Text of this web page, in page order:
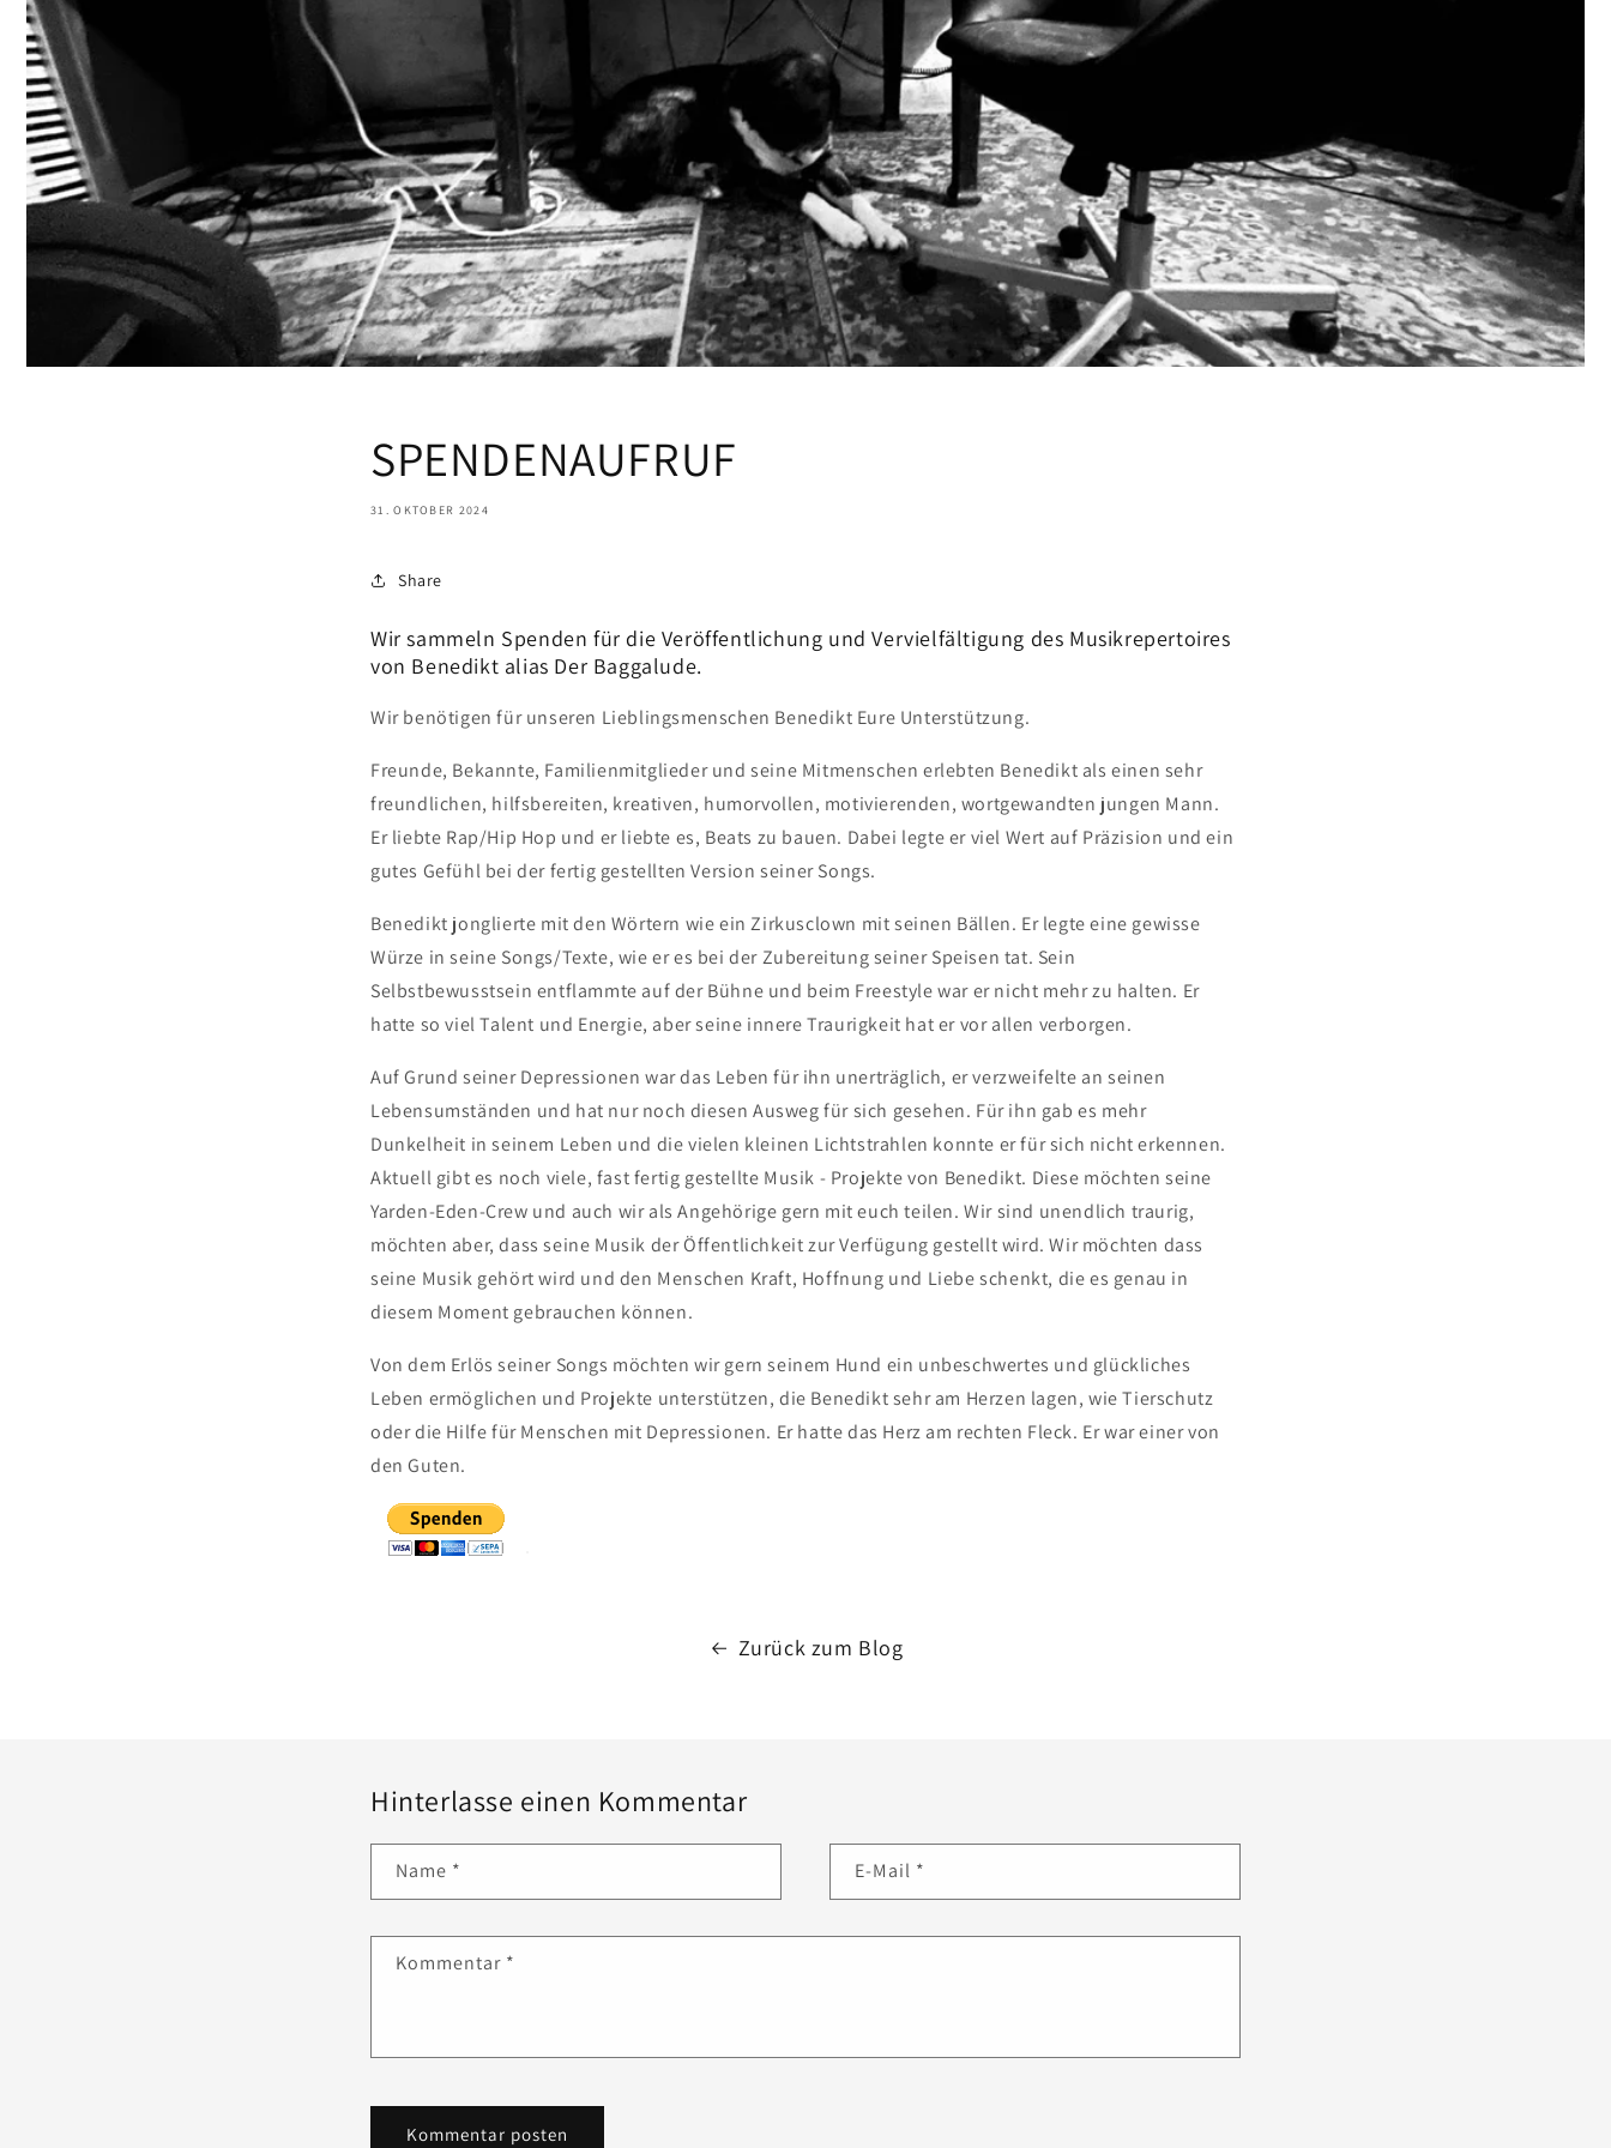
SPENDENAUFRUF
31. OKTOBER 2024
Share
Wir sammeln Spenden für die Veröffentlichung und Vervielfältigung des Musikrepertoires
von Benedikt alias Der Baggalude.
Wir benötigen für unseren Lieblingsmenschen Benedikt Eure Unterstützung.
Freunde, Bekannte, Familienmitglieder und seine Mitmenschen erlebten Benedikt als einen sehr
freundlichen, hilfsbereiten, kreativen, humorvollen, motivierenden, wortgewandten jungen Mann.
Er liebte Rap/Hip Hop und er liebte es, Beats zu bauen. Dabei legte er viel Wert auf Präzision und ein
gutes Gefühl bei der fertig gestellten Version seiner Songs.
Benedikt jonglierte mit den Wörtern wie ein Zirkusclown mit seinen Bällen. Er legte eine gewisse
Würze in seine Songs/Texte, wie er es bei der Zubereitung seiner Speisen tat. Sein
Selbstbewusstsein entflammte auf der Bühne und beim Freestyle war er nicht mehr zu halten. Er
hatte so viel Talent und Energie, aber seine innere Traurigkeit hat er vor allen verborgen.
Auf Grund seiner Depressionen war das Leben für ihn unerträglich, er verzweifelte an seinen
Lebensumständen und hat nur noch diesen Ausweg für sich gesehen. Für ihn gab es mehr
Dunkelheit in seinem Leben und die vielen kleinen Lichtstrahlen konnte er für sich nicht erkennen.
Aktuell gibt es noch viele, fast fertig gestellte Musik - Projekte von Benedikt. Diese möchten seine
Yarden-Eden-Crew und auch wir als Angehörige gern mit euch teilen. Wir sind unendlich traurig,
möchten aber, dass seine Musik der Öffentlichkeit zur Verfügung gestellt wird. Wir möchten dass
seine Musik gehört wird und den Menschen Kraft, Hoffnung und Liebe schenkt, die es genau in
diesem Moment gebrauchen können.
Von dem Erlös seiner Songs möchten wir gern seinem Hund ein unbeschwertes und glückliches
Leben ermöglichen und Projekte unterstützen, die Benedikt sehr am Herzen lagen, wie Tierschutz
oder die Hilfe für Menschen mit Depressionen. Er hatte das Herz am rechten Fleck. Er war einer von
den Guten.
Zurück zum Blog
Hinterlasse einen Kommentar
Name * E-Mail *
Kommentar *